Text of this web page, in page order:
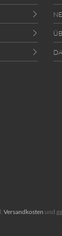
Versandkosten und